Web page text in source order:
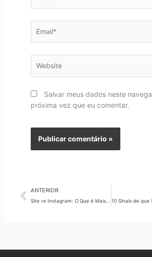
Salvar meus dados neste
próxima vez que eu comentar.
Anterior
ANTERIOR
Site vs Instagram: O Que é Mais Importante para Vender?